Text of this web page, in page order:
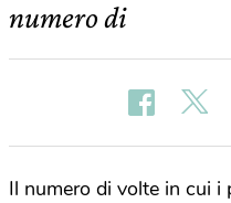
numero di
Il numero di volte in cui